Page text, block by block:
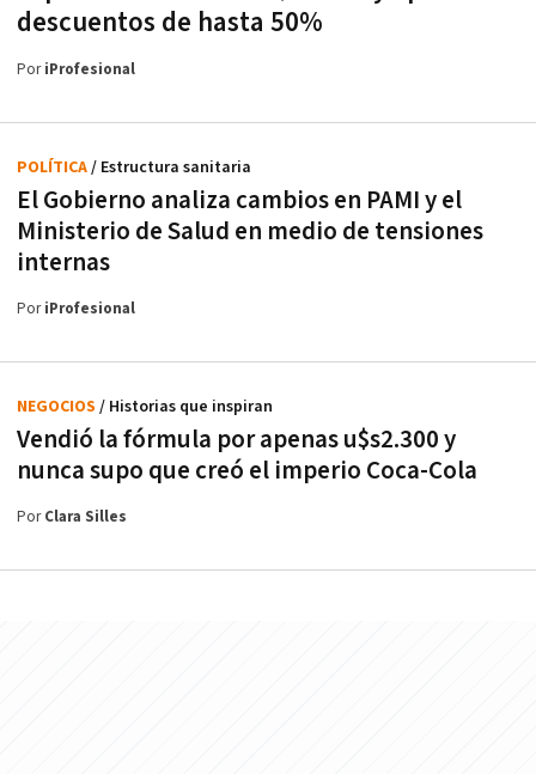
descuentos de hasta 50%
PoriProfesional
El Gobierno analiza cambios en PAMI y el
Ministerio de Salud en medio de tensiones
internas
POLÍTICA/ Estructura sanitaria
PoriProfesional
Vendió la fórmula por apenas u$s2.300 y
nunca supo que creó el imperio Coca-Cola
NEGOCIOS / Historias que inspiran
PorClara Silles